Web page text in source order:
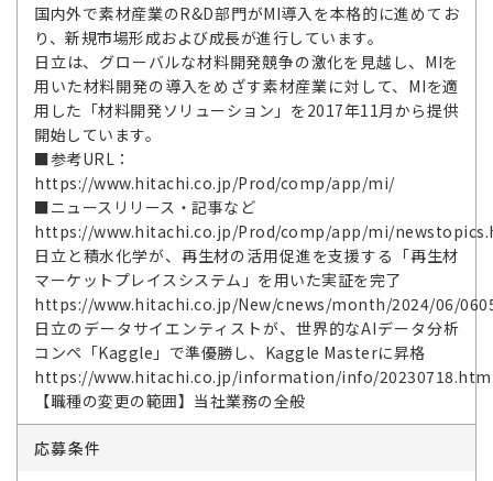
国内外で素材産業のR&D部門がMI導入を本格的に進めてお
り、新規市場形成および成長が進行しています。
日立は、グローバルな材料開発競争の激化を見越し、MIを
用いた材料開発の導入をめざす素材産業に対して、MIを適
用した「材料開発ソリューション」を2017年11月から提供
開始しています。
■参考URL：
https://www.hitachi.co.jp/Prod/comp/app/mi/
■ニュースリリース・記事など
https://www.hitachi.co.jp/Prod/comp/app/mi/
日立と積水化学が、再生材の活用促進を支援する「再生材
マーケットプレイスシステム」を用いた実証を完了
https://www.hitachi.co.jp/New/cnews/month/2024/06/
日立のデータサイエンティストが、世界的なAIデータ分析
コンペ「Kaggle」で準優勝し、Kaggle Masterに昇格
https://www.hitachi.co.jp/information/info/
【職種の変更の範囲】当社業務の全般
応募条件